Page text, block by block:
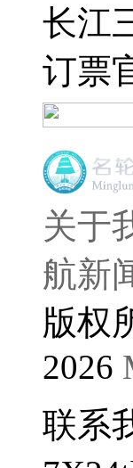
长江
订票
关于
航新
版权
2026
联系